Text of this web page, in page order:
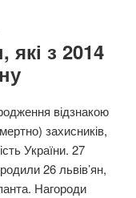
які з 2014
відзнакою
захисників,
України. 27
26 львів’ян,
Нагороди